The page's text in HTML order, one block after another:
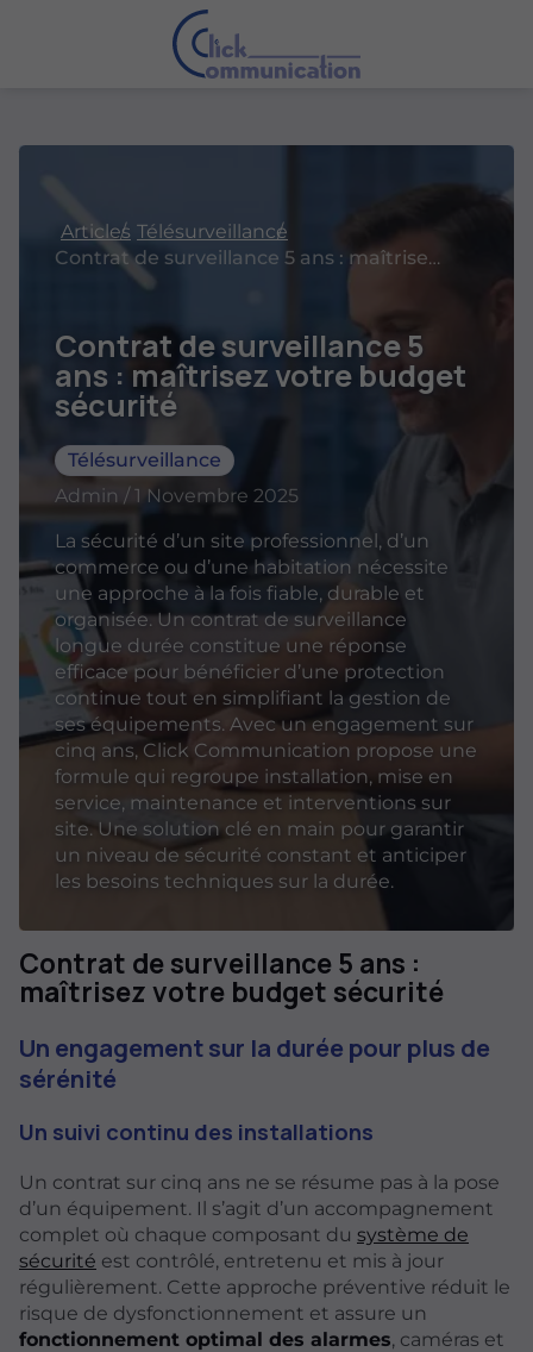
Articles Télésurveillance
Contrat de surveillance 5 ans : maîtrisez votre budget sécurité
Contrat de surveillance 5
ans : maîtrisez votre budget
sécurité
Télésurveillance
Admin / 1 Novembre 2025
La sécurité d’un site professionnel, d’un
commerce ou d’une habitation nécessite
une approche à la fois fiable, durable et
organisée. Un contrat de surveillance
longue durée constitue une réponse
efficace pour bénéficier d’une protection
continue tout en simplifiant la gestion de
ses équipements. Avec un engagement sur
cinq ans, Click Communication propose une
formule qui regroupe installation, mise en
service, maintenance et interventions sur
site. Une solution clé en main pour garantir
un niveau de sécurité constant et anticiper
les besoins techniques sur la durée.
Contrat de surveillance 5 ans :
maîtrisez votre budget sécurité
Un engagement sur la durée pour plus de
sérénité
Un suivi continu des installations
Un contrat sur cinq ans ne se résume pas à la pose
d’un équipement. Il s’agit d’un accompagnement
complet où chaque composant du système de
sécurité est contrôlé, entretenu et mis à jour
régulièrement. Cette approche préventive réduit le
risque de dysfonctionnement et assure un
fonctionnement optimal des alarmes, caméras et